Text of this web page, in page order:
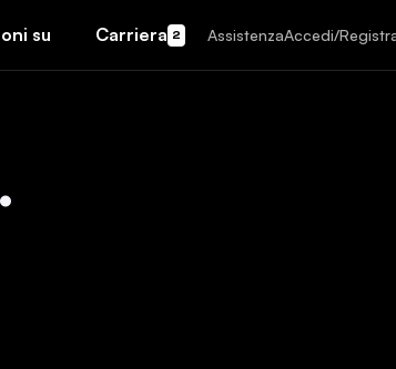
su Carriera 2 AssistenzaAccedi/